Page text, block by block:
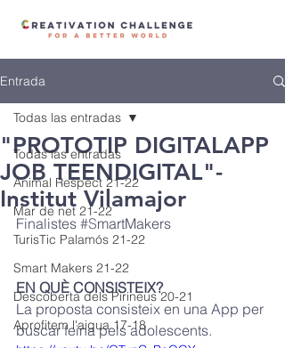
Entrada
Todas las entradas
Animal Respect 21-22
Mar de net 21-22
TurisTic Palamós 21-22
Smart Makers 21-22
Descoberta dels Pirineus 20-21
Aprofitem l'aigua 17-18
Todas las entradas
"PROTOTIP DIGITALAPP
JOB TEENDIGITAL"-
Institut Vilamajor
Finalistes #SmartMakers
EN QUÈ CONSISTEIX?
La proposta consisteix en una App per
buscar feina pels adolescents.